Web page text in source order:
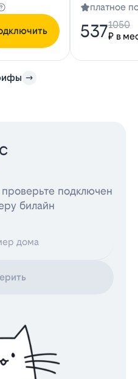
платное
537₽ в
1050
подключен
билайн